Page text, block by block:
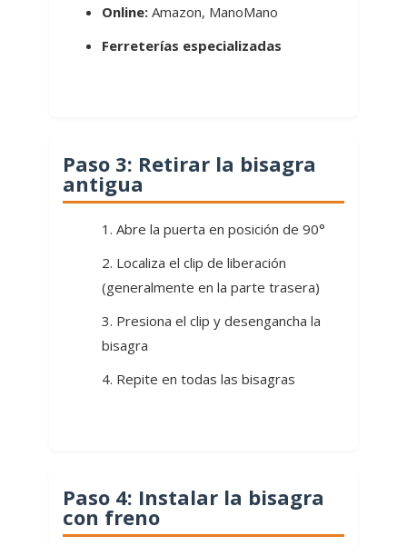
Online: Amazon, ManoMano
Ferreterías especializadas
Paso 3: Retirar la bisagra
antigua
Abre la puerta en posición de 90°
Localiza el clip de liberación
(generalmente en la parte trasera)
Presiona el clip y desengancha la
bisagra
Repite en todas las bisagras
Paso 4: Instalar la bisagra
con freno